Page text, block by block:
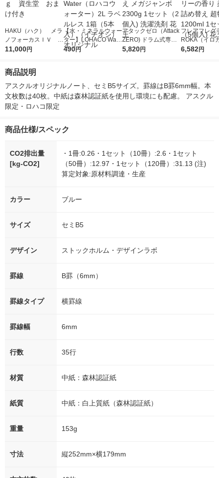
HAKU（ハク） メラ
ノフォーカスＩＶ 4
5ｇ 資生堂 おまけ
11,000円
【水・ミネラルウォー
ター】LOHACO Wate
r（ロハコウォータ
490円
アタックゼロ（Attack
ZERO) ドラム式専用
詰め替え メガジャン
5,820円
フレアフレグ
ROKA（イロ
イキッドリリ
6,582円
商品説明
アスクルオリジナルノート、セミB5サイズ。罫線はB罫6mm幅。本
文枚数は40枚。中紙は森林認証紙を使用し環境にも配慮。 アスクル
限定・ロハコ限定
商品仕様/スペック
CO2排出量
[kg-CO2]
・1冊:0.26・1セット（10冊）:2.6・1セット
（50冊）:12.97・1セット（120冊）:31.13 (注)
算定対象:原材料調達・生産
カラー ブルー
サイズ セミB5
デザイン ストックホルム・デザインラボ
罫線 B罫（6mm）
罫線タイプ 横罫線
罫線幅 6mm
行数 35行
材質 中紙：森林認証紙
紙質 中紙：白上質紙（森林認証紙）
重量 153g
寸法 縦252mm×横179mm